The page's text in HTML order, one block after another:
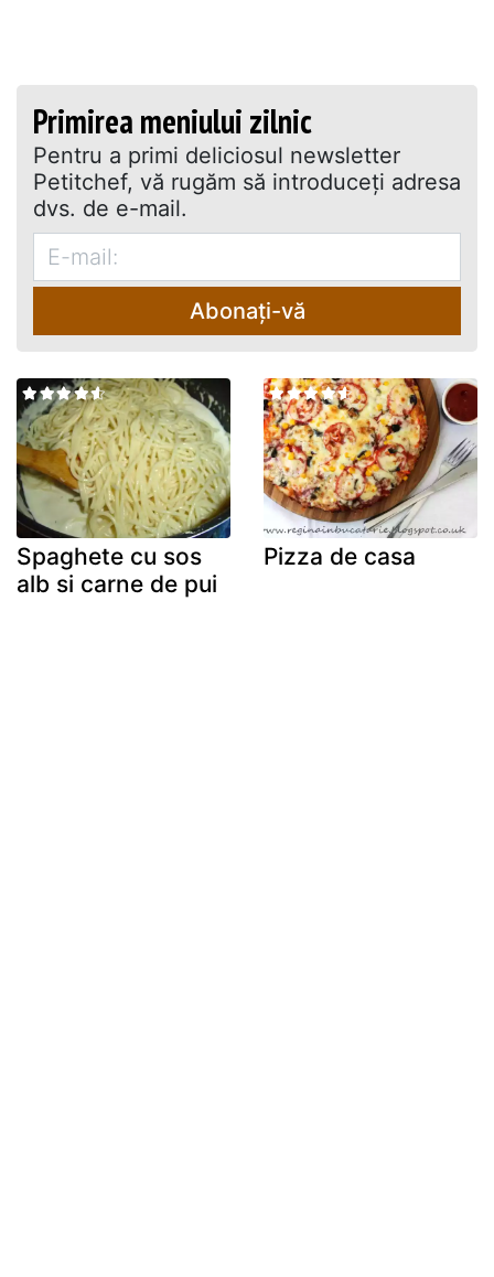
Primirea meniului zilnic
Pentru a primi deliciosul newsletter
Petitchef, vă rugăm să introduceţi adresa
dvs. de e-mail.
Abonați-vă
Spaghete cu sos
alb si carne de pui
Pizza de casa